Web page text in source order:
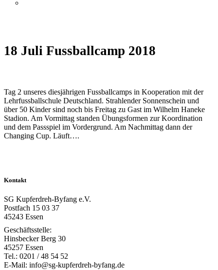
18 Juli Fussballcamp 2018
Tag 2 unseres diesjährigen Fussballcamps in Kooperation mit der
Lehrfussballschule Deutschland. Strahlender Sonnenschein und
über 50 Kinder sind noch bis Freitag zu Gast im Wilhelm Haneke
Stadion. Am Vormittag standen Übungsformen zur Koordination
und dem Passspiel im Vordergrund. Am Nachmittag dann der
Changing Cup. Läuft….
Kontakt
SG Kupferdreh-Byfang e.V.
Postfach 15 03 37
45243 Essen
Geschäftsstelle:
Hinsbecker Berg 30
45257 Essen
Tel.: 0201 / 48 54 52
E-Mail: info@sg-kupferdreh-byfang.de